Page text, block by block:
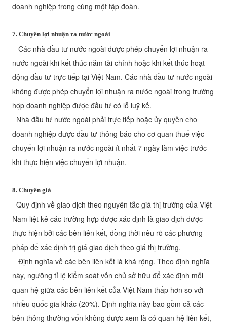
doanh nghiệp trong cùng một tập đoàn.
7. Chuyển lợi nhuận ra nước ngoài
Các nhà đầu tư nước ngoài được phép chuyển lợi nhuận ra
nước ngoài khi kết thúc năm tài chính hoặc khi kết thúc hoạt
động đầu tư trực tiếp tại Việt Nam. Các nhà đầu tư nước ngoài
không được phép chuyển lợi nhuận ra nước ngoài trong trường
hợp doanh nghiệp được đầu tư có lỗ luỹ kế.
Nhà đầu tư nước ngoài phải trực tiếp hoặc ủy quyền cho
doanh nghiệp được đầu tư thông báo cho cơ quan thuế việc
chuyển lợi nhuận ra nước ngoài ít nhất 7 ngày làm việc trước
khi thực hiện việc chuyển lợi nhuận.
8. Chuyển giá
Quy định về giao dịch theo nguyên tắc giá thị trường của Việt
Nam liệt kê các trường hợp được xác định là giao dịch được
thực hiện bởi các bên liên kết, đồng thời nêu rõ các phương
pháp để xác định trị giá giao dịch theo giá thị trường.
Định nghĩa về các bên liên kết là khá rộng. Theo định nghĩa
này, ngưỡng tỉ lệ kiểm soát vốn chủ sở hữu để xác định mối
quan hệ giữa các bên liên kết của Việt Nam thấp hơn so với
nhiều quốc gia khác (20%). Định nghĩa này bao gồm cả các
bên thông thường vốn không được xem là có quan hệ liên kết,